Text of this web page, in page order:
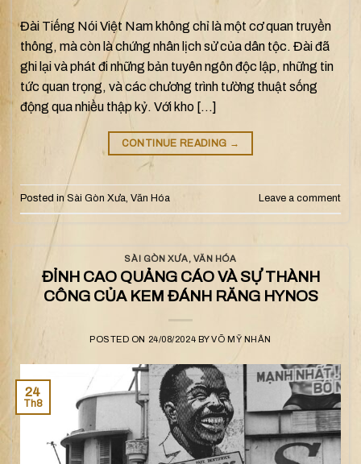
Đài Tiếng Nói Việt Nam không chỉ là một cơ quan truyền
thông, mà còn là chứng nhân lịch sử của dân tộc. Đài đã
ghi lại và phát đi những bản tuyên ngôn độc lập, những tin
tức quan trọng, và các chương trình tường thuật sống
động qua nhiều thập kỷ. Với kho […]
CONTINUE READING →
Posted inSài Gòn Xưa, Văn Hóa Leave a comment
SÀI GÒN XƯA, VĂN HÓA
ĐỈNH CAO QUẢNG CÁO VÀ SỰ THÀNH
CÔNG CỦA KEM ĐÁNH RĂNG HYNOS
POSTED ON 24/08/2024 BYVÕ MỸ NHÂN
24
Th8